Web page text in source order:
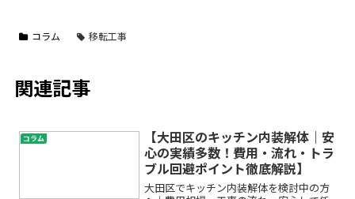
コラム 移転工事
関連記事
コラム
【大田区のキッチン内装解体｜安
心の実績多数！費用・流れ・トラ
ブル回避ポイント徹底解説】
大田区でキッチン内装解体を検討中の方